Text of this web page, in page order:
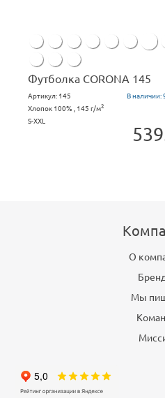
Футболка CORONA 145
Артикул: 145 В наличии:
Хлопок 100% , 145 г/м2
S-XXL
О
Мы